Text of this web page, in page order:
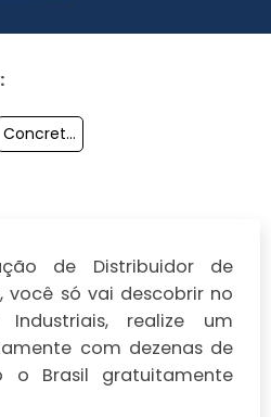
Concreto Ensacado De Com Baixa Retração
de Distribuidor de
você só vai descobrir no
realize um
com dezenas de
o Brasil gratuitamente